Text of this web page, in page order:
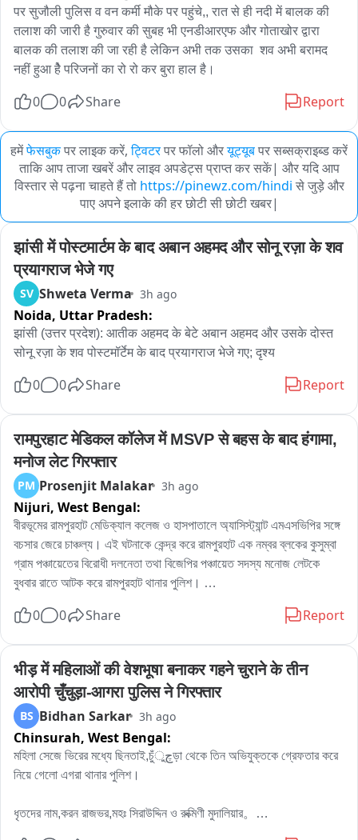
पर सुजौली पुलिस व वन कर्मी मौके पर पहुंचे,, रात से ही नदी में बालक की
तलाश की जारी है गुरुवार की सुबह भी एनडीआरएफ और गोताखोर द्वारा
बालक की तलाश की जा रही है लेकिन अभी तक उसका  शव अभी बरामद
नहीं हुआ हैे परिजनों का रो रो कर बुरा हाल है।
0 0 Share Report
हमेंफेसबुकपर लाइक करें, ट्विटरपर फॉलो औरयूट्यूबपर सब्सक्राइब्ड करें
ताकि आप ताजा खबरें और लाइव अपडेट्स प्राप्त कर सकें| और यदि आप
विस्तार से पढ़ना चाहते हैं तो https://pinewz.com/hindi से जुड़े और
पाए अपने इलाके की हर छोटी सी छोटी खबर|
झांसी में पोस्टमार्टम के बाद अबान अहमद और सोनू रज़ा के शव
प्रयागराज भेजे गए
SV Shweta Verma 3h ago
Noida, Uttar Pradesh:
झांसी (उत्तर प्रदेश): आतीक अहमद के बेटे अबान अहमद और उसके दोस्त
सोनू रज़ा के शव पोस्टमॉर्टेम के बाद प्रयागराज भेजे गए; दृश्य
0 0 Share Report
रामपुरहाट मेडिकल कॉलेज में MSVP से बहस के बाद हंगामा,
मनोज लेट गिरफ्तार
PM Prosenjit Malakar 3h ago
Nijuri, West Bengal:
বীরভূমের রামপুরহাট মেডিক্যাল কলেজ ও হাসপাতালে অ্যাসিস্ট্যান্ট এমএসভিপির সঙ্গে
বচসার জেরে চাঞ্চল্য। এই ঘটনাকে কেন্দ্র করে রামপুরহাট এক নম্বর ব্লকের কুসুম্বা
গ্রাম পঞ্চায়েতের বিরোধী দলনেতা তথা বিজেপির পঞ্চায়েত সদস্য মনোজ লেটকে
বুধবার রাতে আটক করে রামপুরহাট থানার পুলিশ।
বিজেপির একাধিক নেতৃত্ব ও কর্মীরা। তাঁরা মনোজ লেটকে কোন অভিযোগে আটক
পর পরিস্থিতি স্বাভাবিক হয়।পরে প্রয়োজনীয় প্রক্রিয়া সম্পন্ন করে এদিন সকালে
বিজেপির বিরোধী দলনেতা মনোজ লেটকে ছেড়ে দেয় রামপুরহাট থানার পুলিশ।
0 0 Share Report
भीड़ में महिलाओं की वेशभूषा बनाकर गहने चुराने के तीन
आरोपी चुँचुड़ा-आगरा पुलिस ने गिरफ्तार
BS Bidhan Sarkar 3h ago
Chinsurah, West Bengal:
মহিলা সেজে ভিরের মধ্যে ছিনতাই,চুঁچুড়া থেকে তিন অভিযুক্তকে গ্রেফতার করে
নিয়ে গেলো এগরা থানার পুলিশ।
ধৃতদের নাম,করন রাজভর,মহঃ সিরাউদ্দিন ও রুক্মিণী মুদালিয়ার。